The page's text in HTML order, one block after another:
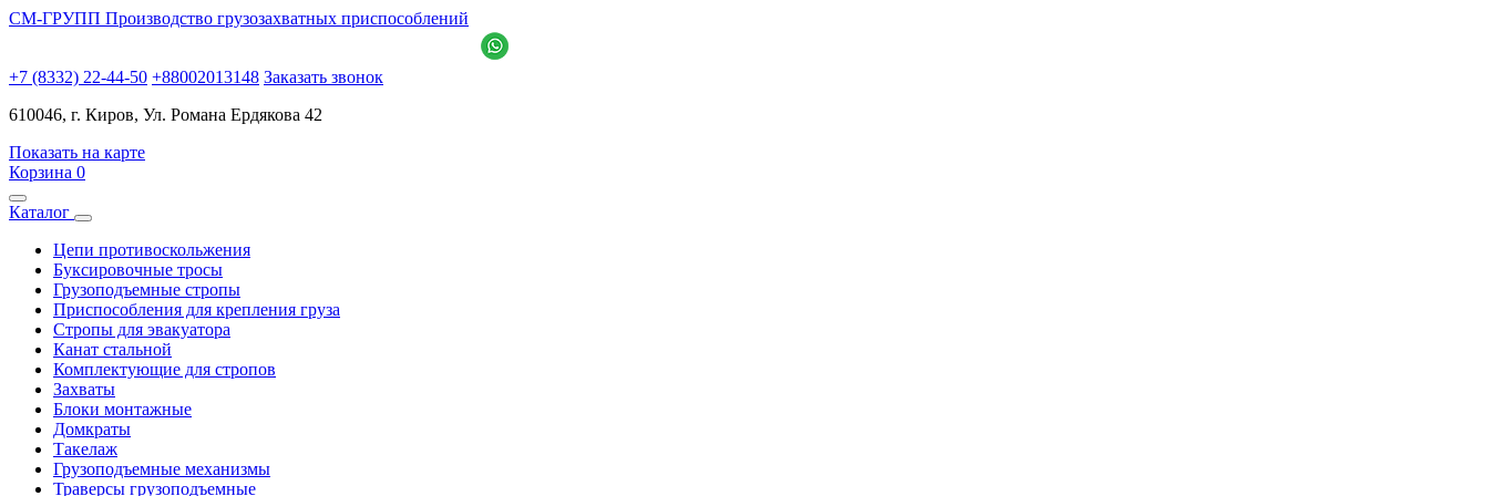
СМ-ГРУПП Производство грузозахватных приспособлений
+7 (8332) 22-44-50 +88002013148 Заказать звонок
610046, г. Киров, Ул. Романа Ердякова 42
Показать на карте
Корзина 0
Каталог
Цепи противоскольжения
Буксировочные тросы
Грузоподъемные стропы
Приспособления для крепления груза
Стропы для эвакуатора
Канат стальной
Комплектующие для стропов
Захваты
Блоки монтажные
Домкраты
Такелаж
Грузоподъемные механизмы
Траверсы грузоподъемные